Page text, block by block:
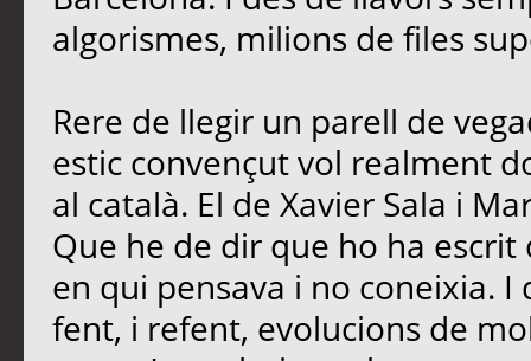
algorismes, milions de files
Rere de llegir un parell de
estic convençut vol realment
al català. El de Xavier Sala i
Que he de dir que ho ha
en qui pensava i no coneixia.
fent, i refent, evolucions de